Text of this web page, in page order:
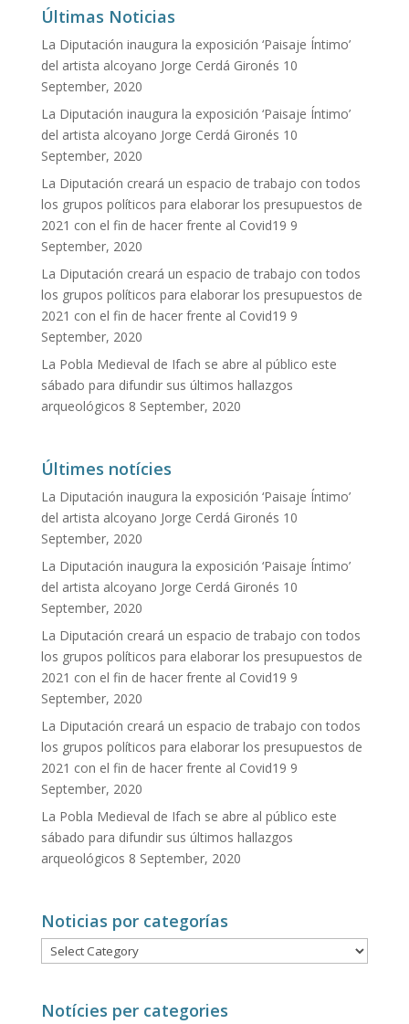
Últimas Noticias
La Diputación inaugura la exposición ‘Paisaje Íntimo’
del artista alcoyano Jorge Cerdá Gironés 10
September, 2020
La Diputación inaugura la exposición ‘Paisaje Íntimo’
del artista alcoyano Jorge Cerdá Gironés 10
September, 2020
La Diputación creará un espacio de trabajo con todos
los grupos políticos para elaborar los presupuestos de
2021 con el fin de hacer frente al Covid19 9
September, 2020
La Diputación creará un espacio de trabajo con todos
los grupos políticos para elaborar los presupuestos de
2021 con el fin de hacer frente al Covid19 9
September, 2020
La Pobla Medieval de Ifach se abre al público este
sábado para difundir sus últimos hallazgos
arqueológicos 8 September, 2020
Últimes notícies
La Diputación inaugura la exposición ‘Paisaje Íntimo’
del artista alcoyano Jorge Cerdá Gironés 10
September, 2020
La Diputación inaugura la exposición ‘Paisaje Íntimo’
del artista alcoyano Jorge Cerdá Gironés 10
September, 2020
La Diputación creará un espacio de trabajo con todos
los grupos políticos para elaborar los presupuestos de
2021 con el fin de hacer frente al Covid19 9
September, 2020
La Diputación creará un espacio de trabajo con todos
los grupos políticos para elaborar los presupuestos de
2021 con el fin de hacer frente al Covid19 9
September, 2020
La Pobla Medieval de Ifach se abre al público este
sábado para difundir sus últimos hallazgos
arqueológicos 8 September, 2020
Noticias por categorías
Noticias
por
Notícies per categories